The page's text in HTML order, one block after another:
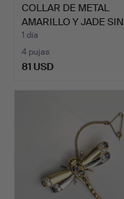
COLLAR DE METAL
AMARILLO Y JADE SIN
MARCAR…
1 día
4 pujas
81 USD